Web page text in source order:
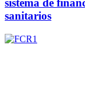
sistema de
sanitarios